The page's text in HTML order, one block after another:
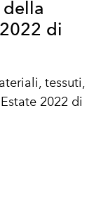
di
tessuti,
2022 di